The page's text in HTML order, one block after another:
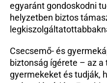
egyaránt gondoskodni
helyzetben biztos
Csecsemő- és
biztonság ígérete – az a
gyermekeket és tudják,